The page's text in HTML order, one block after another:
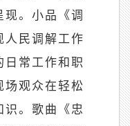
。小品《调
人民调解工作
日常工作和职
场观众在轻松
识。歌曲《忠